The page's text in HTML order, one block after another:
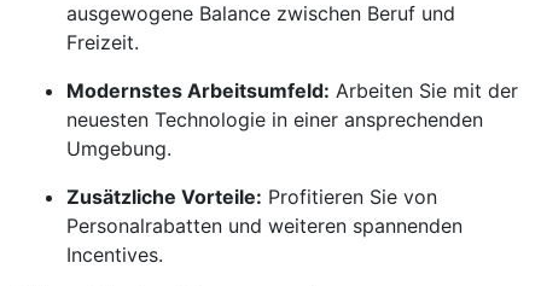
ausgewogene Balance zwischen Beruf und
Freizeit.
Modernstes Arbeitsumfeld: Arbeiten Sie mit der
neuesten Technologie in einer ansprechenden
Umgebung.
Zusätzliche Vorteile: Profitieren Sie von
Personalrabatten und weiteren spannenden
Incentives.